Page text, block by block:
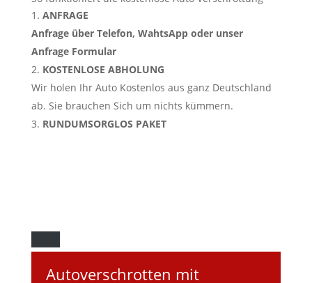
ANFRAGE
Anfrage über Telefon, WahtsApp oder unser
Anfrage Formular
KOSTENLOSE ABHOLUNG
Wir holen Ihr Auto Kostenlos aus ganz Deutschland
ab. Sie brauchen Sich um nichts kümmern.
RUNDUMSORGLOS PAKET
Autoverschrotten mit